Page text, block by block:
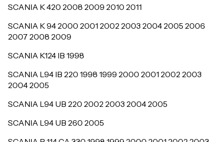
SCANIA K 420 2008 2009 2010 2011
SCANIA K 94 2000 2001 2002 2003 2004 2005 2006
2007 2008 2009
SCANIA K124 IB 1998
SCANIA L94 IB 220 1998 1999 2000 2001 2002 2003
2004 2005
SCANIA L94 UB 220 2002 2003 2004 2005
SCANIA L94 UB 260 2005